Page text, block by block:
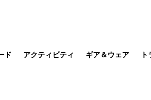
ド アクティビティ ギア＆ウェア